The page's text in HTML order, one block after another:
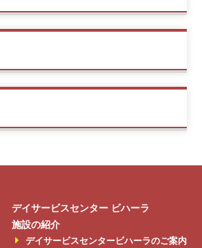
デイサービスセンター ビハーラ
施設の紹介
デイサービスセンタービハーラのご案内